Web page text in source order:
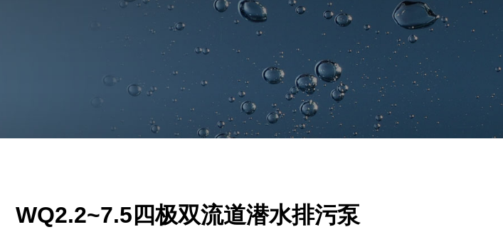
WQ2.2~7.5四极双流道潜水排污泵